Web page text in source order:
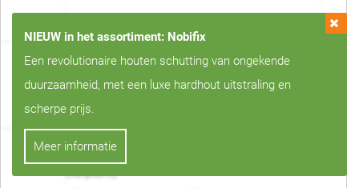
E-mail adres (verplicht)
Wanneer mag de schutting geplaatst worden?
(verplicht)
NIEUW in het assortiment: Nobifix
Een revolutionaire houten schutting van ongekende
duurzaamheid, met een luxe hardhout uitstraling en
scherpe prijs.
Meer informatie